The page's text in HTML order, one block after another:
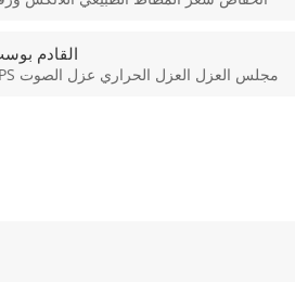
القادم
EPS مجلس العزل العزل الحراري عزل الصوت